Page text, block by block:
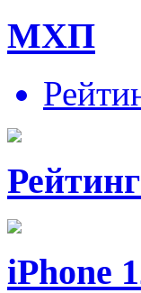
МХП
iPhone